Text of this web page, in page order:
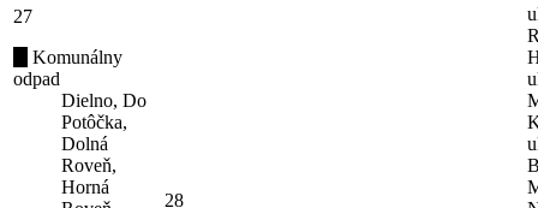
27
Komunálny
odpad
Dielno, Do
Potôčka,
Dolná
Roveň,
Horná
28